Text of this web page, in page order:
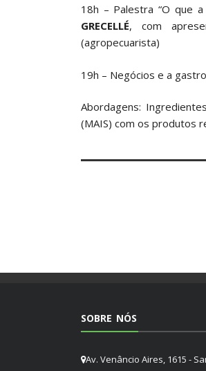
18h – Palestra “O que
GRECELLÉ, com
(agropecuarista)
19h – Negócios e a
Abordagens:
(MAIS) com os produtos
SOBRE NÓS
Av. Venâncio Aires, 1615 -